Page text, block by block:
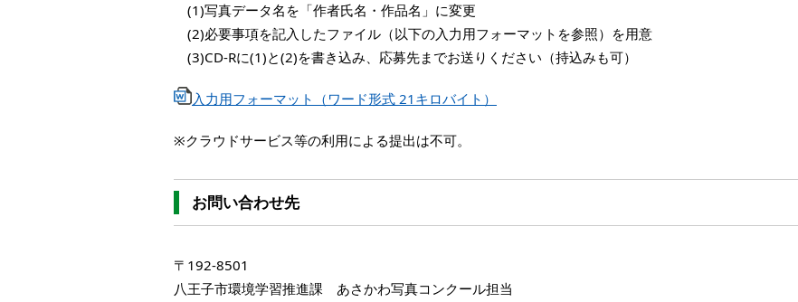
(1)写真データ名を「作者氏名・作品名」に変更
(2)必要事項を記入したファイル（以下の入力用フォーマットを参照）を用意
(3)CD-Rに(1)と(2)を書き込み、応募先までお送りください（持込みも可）
入力用フォーマット（ワード形式 21キロバイト）
※クラウドサービス等の利用による提出は不可。
お問い合わせ先
〒192-8501
八王子市環境学習推進課 あさかわ写真コンクール担当